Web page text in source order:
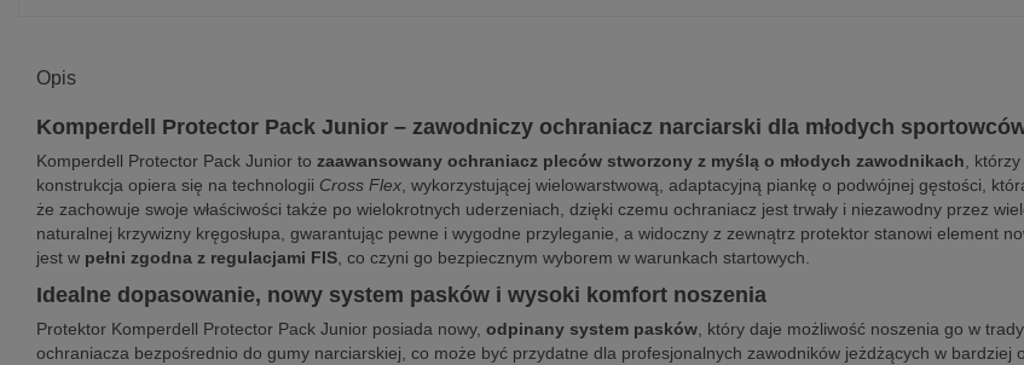
Opis
Komperdell Protector Pack Junior – zawodniczy ochraniacz narciarski dla młodych
Komperdell Protector Pack Junior to zaawansowany ochraniacz pleców stworzony z myślą o młodych zawodnikach ,
konstrukcja opiera się na technologii Cross Flex , wykorzystującej wielowarstwową, adaptacyjną piankę o podwójnej gęstości,
że zachowuje swoje właściwości także po wielokrotnych uderzeniach, dzięki czemu ochraniacz jest trwały i niezawodny przez
naturalnej krzywizny kręgosłupa, gwarantując pewne i wygodne przyleganie, a widoczny z zewnątrz protektor stanowi element
jest w pełni zgodna z regulacjami FIS , co czyni go bezpiecznym wyborem w warunkach startowych.
Idealne dopasowanie, nowy system pasków i wysoki komfort noszenia
Protektor Komperdell Protector Pack Junior posiada nowy, odpinany system pasków , który daje możliwość noszenia go w
ochraniacza bezpośrednio do gumy narciarskiej, co może być przydatne dla profesjonalnych zawodników jeżdżących w bardziej